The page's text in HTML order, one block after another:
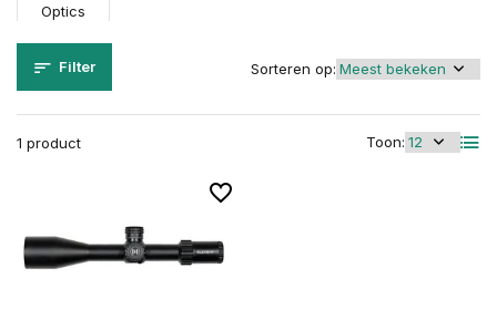
Optics
Filter
1 product Toon:
Sorteren op: